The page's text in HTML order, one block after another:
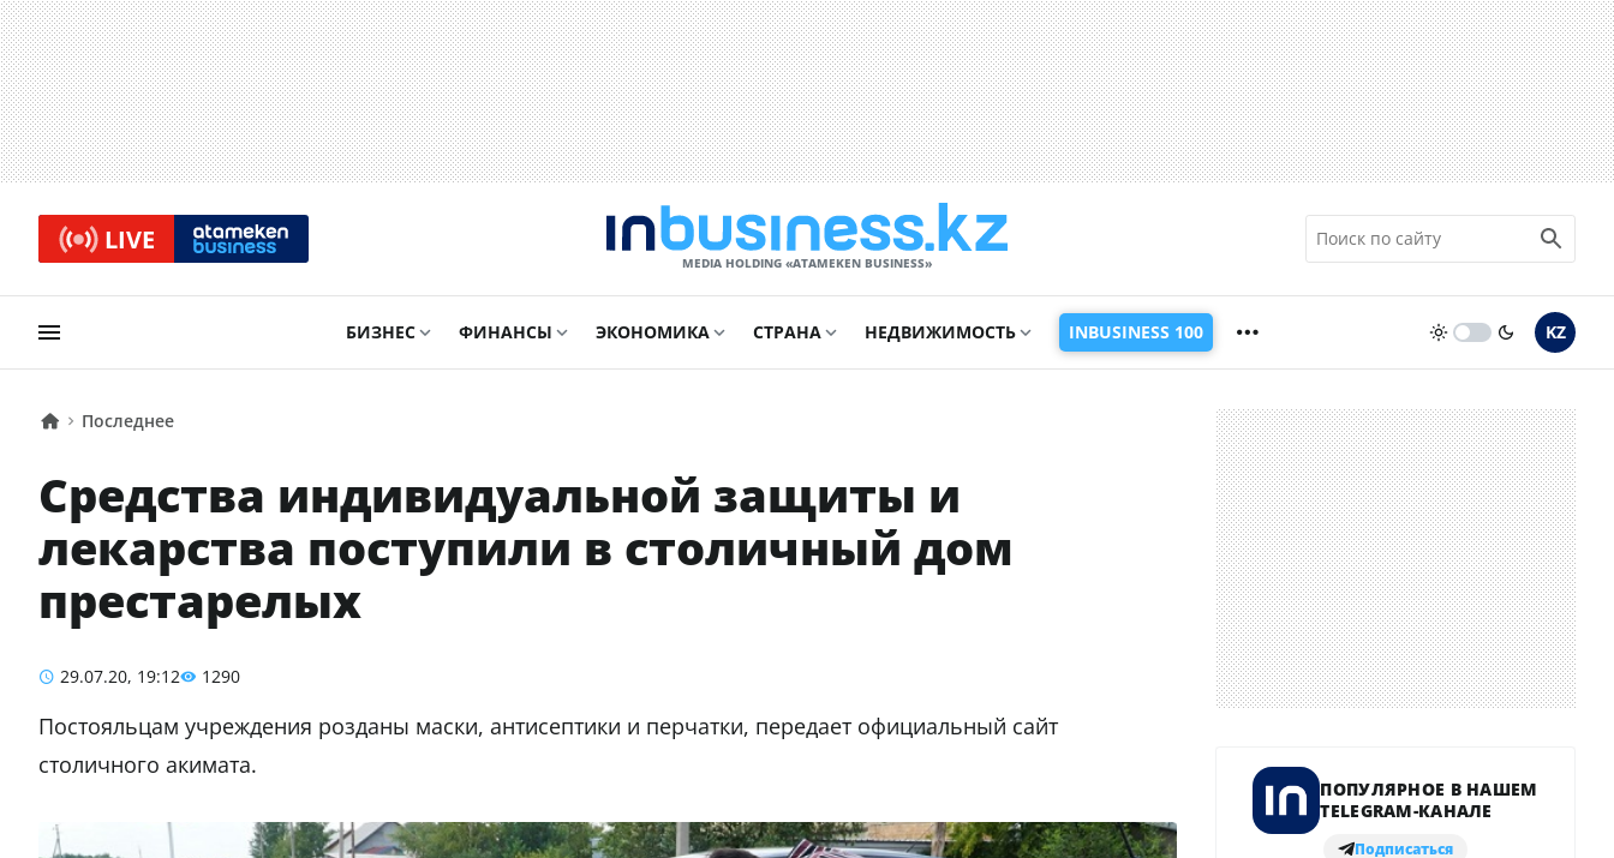
LIVE
MEDIA HOLDING «ATAMEKЕN BUSINESS»
БИЗНЕС ФИНАНСЫ ЭКОНОМИКА СТРАНА НЕДВИЖИМОСТЬ INBUSINESS 100 KZ
Последнее
Средства индивидуальной защиты и
лекарства поступили в столичный дом
престарелых
29.07.20, 19:12 1290
Постояльцам учреждения розданы маски, антисептики и перчатки, передает официальный сайт
столичного акимата.